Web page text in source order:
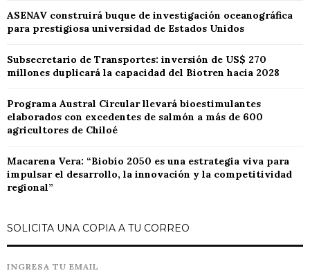
ASENAV construirá buque de investigación oceanográfica
para prestigiosa universidad de Estados Unidos
Subsecretario de Transportes: inversión de US$ 270
millones duplicará la capacidad del Biotren hacia 2028
Programa Austral Circular llevará bioestimulantes
elaborados con excedentes de salmón a más de 600
agricultores de Chiloé
Macarena Vera: “Biobío 2050 es una estrategia viva para
impulsar el desarrollo, la innovación y la competitividad
regional”
SOLICITA UNA COPIA A TU CORREO
INGRESA TU EMAIL